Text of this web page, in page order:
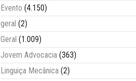
Evento (4.150)
geral (2)
Geral (1.009)
Jovem Advocacia (363)
Linguiça Mecânica (2)